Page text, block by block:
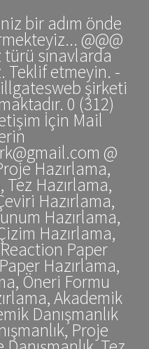
bir adım önde
@@@
sınavlarda
Teklif etmeyin. -
şirketi
0 (312)
İçin Mail
@
Hazırlama,
Tez Hazırlama,
Hazırlama,
Hazırlama,
Hazırlama,
Paper
Hazırlama,
Öneri Formu
Akademik
Danışmanlık
Proje